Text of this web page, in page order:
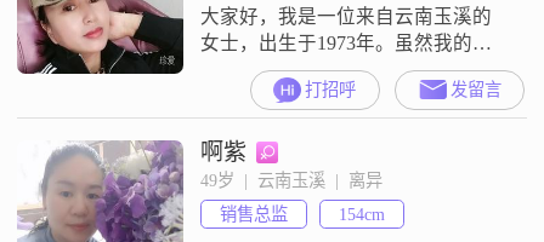
的感受，
大家好，我是一位来自云南玉溪的
女士，出生于1973年。虽然我的身
高只有155cm，但我相信，身高并不
是衡量一个人的全部标准。我月收
入在8001到12000元之间，能够自给
自足，也希望能够找到一个可以共
同分担生活的伴侣。我性格独立自
信，随和易相处，真诚可靠。我喜
欢精致的生活，注重生活品质。在
打招呼 发留言
啊紫
49岁  |  云南玉溪  |  离异
销售总监
154cm